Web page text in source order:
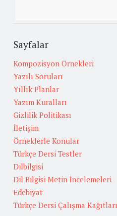
Sayfalar
Kompozisyon Örnekleri
Yazılı Soruları
Yıllık Planlar
Yazım Kuralları
Gizlilik Politikası
İletişim
Örneklerle Konular
Türkçe Dersi Testler
Dilbilgisi
Dil Bilgisi Metin İncelemeleri
Edebiyat
Türkçe Dersi Çalışma Kağıtları